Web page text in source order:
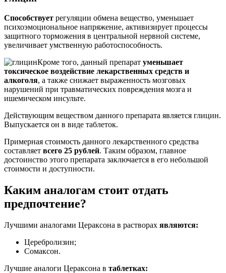
Способствует регуляции обмена вещество, уменьшает
психоэмоциональное напряжение, активизирует процессы
защитного торможения в центральной нервной системе,
увеличивает умственную работоспособность.
Кроме того, данный препарат уменьшает
токсическое воздействие лекарственных средств и
алкоголя, а также снижает выраженность мозговых
нарушений при травматических повреждения мозга и
ишемическом инсульте.
Действующим веществом данного препарата является глицин.
Выпускается он в виде таблеток.
Примерная стоимость данного лекарственного средства
составляет всего 25 рублей. Таким образом, главное
достоинство этого препарата заключается в его небольшой
стоимости и доступности.
Каким аналогам стоит отдать
предпочтение?
Лучшими аналогами Цераксона в растворах являются:
Церебролизин;
Сомаксон.
Лучшие аналоги Цераксона в таблетках: